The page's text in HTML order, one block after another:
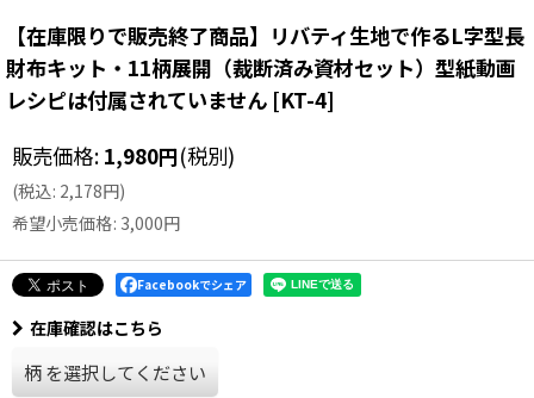
【在庫限りで販売終了商品】リバティ生地で作るL字型長
財布キット・11柄展開（裁断済み資材セット）型紙動画
レシピは付属されていません [KT-4]
販売価格: 1,980円(税別)
(税込: 2,178円)
希望小売価格: 3,000円
Facebookでシェア
在庫確認はこちら
柄を選択してください